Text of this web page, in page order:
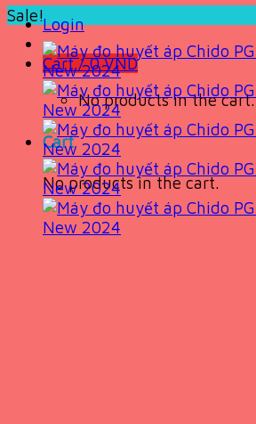
Login
Cart /0VND
No products in the cart.
Cart
No products in the cart.
Sale!